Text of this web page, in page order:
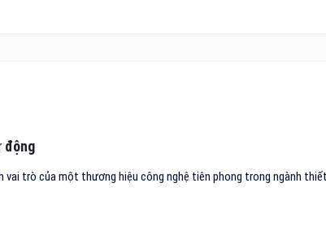
động
trò của một thương hiệu công nghệ tiên phong trong ngành